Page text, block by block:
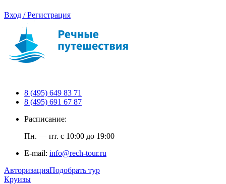
Вход / Регистрация
8 (495) 649 83 71
8 (495) 691 67 87
Расписание:
Пн. — пт. с 10:00 до 19:00
E-mail: info@rech-tour.ru
АвторизацияПодобрать тур
Круизы